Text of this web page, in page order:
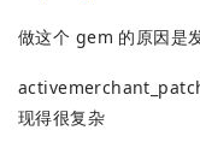
做这个 gem 的原因是
现得很复杂